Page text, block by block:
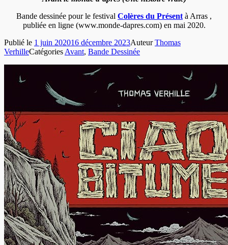
Bande dessinée pour le festival Colères du Présentà Arras ,
publiée en ligne (www.monde-dapres.com) en mai 2020.
Publié le 1 juin 202016 décembre 2023AuteurThomas
VerhilleCatégoriesAvant, Bande Dessinée